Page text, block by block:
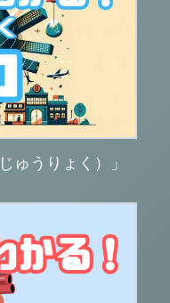
ゅうりょく）」